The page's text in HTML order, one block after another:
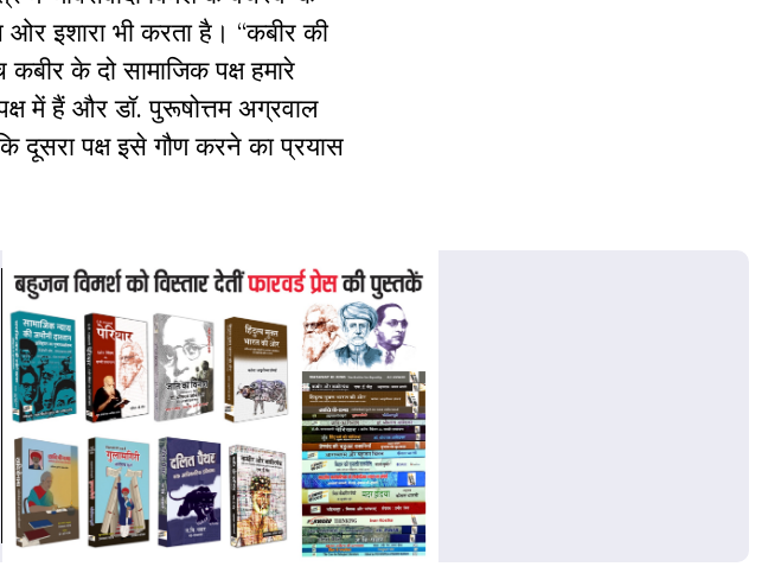
इशारा भी करता है। “कबीर की
के दो सामाजिक पक्ष हमारे
में हैं और डॉ. पुरूषोत्तम अग्रवाल
दूसरा पक्ष इसे गौण करने का प्रयास